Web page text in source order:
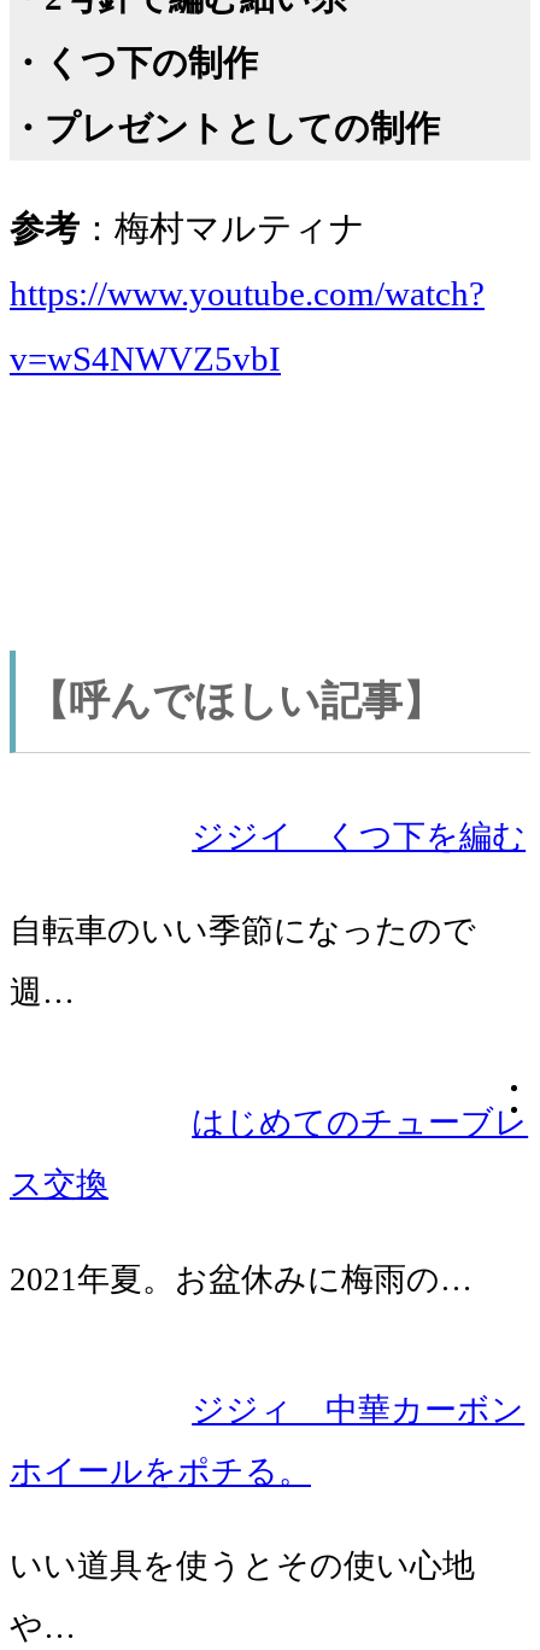
・くつ下の制作
・プレゼントとしての制作
参考 ：梅村マルティナ
https://www.youtube.com/watch?
v=wS4NWVZ5vbI
【呼んでほしい記事】
ジジイ くつ下を編む
自転車のいい季節になったので
週…
はじめてのチューブレ
ス交換
2021年夏。お盆休みに梅雨の…
ジジィ 中華カーボン
ホイールをポチる。
いい道具を使うとその使い心地
や…